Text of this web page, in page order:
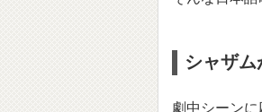
シャザム
劇中シーン